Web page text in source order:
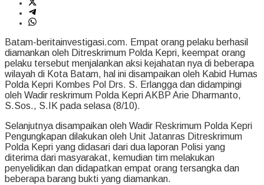
Batam-beritainvestigasi.com. Empat orang pelaku berhasil
diamankan oleh Ditreskrimum Polda Kepri, keempat orang
pelaku tersebut menjalankan aksi kejahatan nya di beberapa
wilayah di Kota Batam, hal ini disampaikan oleh Kabid Humas
Polda Kepri Kombes Pol Drs. S. Erlangga dan didampingi
oleh Wadir reskrimum Polda Kepri AKBP Arie Dharmanto,
S.Sos., S.IK pada selasa (8/10).
Selanjutnya disampaikan oleh Wadir Reskrimum Polda Kepri
Pengungkapan dilakukan oleh Unit Jatanras Ditreskrimum
Polda Kepri yang didasari dari dua laporan Polisi yang
diterima dari masyarakat, kemudian tim melakukan
penyelidikan dan didapatkan empat orang tersangka dan
beberapa barang bukti yang diamankan.